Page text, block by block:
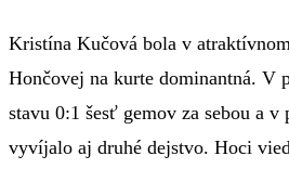
Kristína Kučová bola v
Hončovej na kurte dominantná. V
stavu 0:1 šesť gemov za sebou a v
vyvíjalo aj druhé dejstvo. Hoci